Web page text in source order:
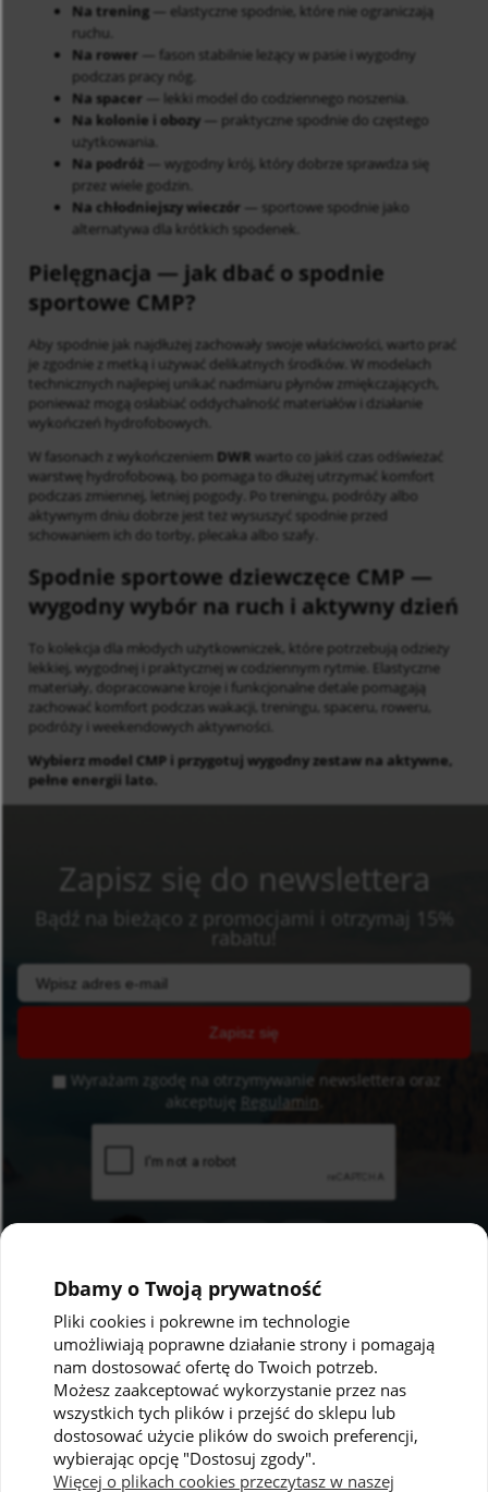
Na trening — elastyczne spodnie, które nie ograniczają
ruchu.
Na rower — fason stabilnie leżący w pasie i wygodny
podczas pracy nóg.
Na spacer — lekki model do codziennego noszenia.
Na kolonie i obozy — praktyczne spodnie do częstego
użytkowania.
Na podróż — wygodny krój, który dobrze sprawdza się
przez wiele godzin.
Na chłodniejszy wieczór — sportowe spodnie jako
alternatywa dla krótkich spodenek.
Pielęgnacja — jak dbać o spodnie
sportowe CMP?
Aby spodnie jak najdłużej zachowały swoje właściwości, warto prać
je zgodnie z metką i używać delikatnych środków. W modelach
technicznych najlepiej unikać nadmiaru płynów zmiękczających,
ponieważ mogą osłabiać oddychalność materiałów i działanie
wykończeń hydrofobowych.
W fasonach z wykończeniem DWR warto co jakiś czas odświeżać
warstwę hydrofobową, bo pomaga to dłużej utrzymać komfort
podczas zmiennej, letniej pogody. Po treningu, podróży albo
aktywnym dniu dobrze jest też wysuszyć spodnie przed
schowaniem ich do torby, plecaka albo szafy.
Spodnie sportowe dziewczęce CMP —
wygodny wybór na ruch i aktywny dzień
To kolekcja dla młodych użytkowniczek, które potrzebują odzieży
lekkiej, wygodnej i praktycznej w codziennym rytmie. Elastyczne
materiały, dopracowane kroje i funkcjonalne detale pomagają
zachować komfort podczas wakacji, treningu, spaceru, roweru,
podróży i weekendowych aktywności.
Wybierz model CMP i przygotuj wygodny zestaw na aktywne,
pełne energii lato.
Zapisz się do newslettera
Bądź na bieżąco z promocjami i otrzymaj 15%
rabatu!
Zapisz się
Wyrażam zgodę na otrzymywanie newslettera oraz
akceptuję Regulamin
Pomoc
Polityka prywatności
Regulaminy
Kontakt
Moje konto
Twoje zamówienia
Ustawienia konta
Przechowalnia
Dbamy o Twoją prywatność
Pliki cookies i pokrewne im technologie
umożliwiają poprawne działanie strony i pomagają
nam dostosować ofertę do Twoich potrzeb.
Możesz zaakceptować wykorzystanie przez nas
wszystkich tych plików i przejść do sklepu lub
dostosować użycie plików do swoich preferencji,
wybierając opcję "Dostosuj zgody".
Więcej o plikach cookies przeczytasz w naszej